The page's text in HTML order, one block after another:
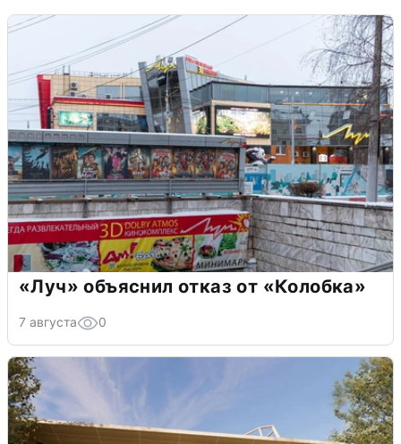
«Луч» объяснил отказ от «Колобка»
7 августа 0